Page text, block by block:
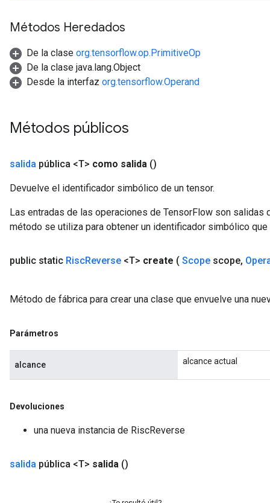
Métodos Heredados
De la clase org.tensorflow.op.PrimitiveOp
De la clase java.lang.Object
Desde la interfaz org.tensorflow.Operand
Métodos públicos
salida pública <T> como salida ()
Devuelve el identificador simbólico de un tensor.
Las entradas de las operaciones de TensorFlow son salidas
método se utiliza para obtener un identificador simbólico
public static RiscReverse <T> create ( Scope scope,
Método de fábrica para crear una clase que envuelve una
Parámetros
alcance alcance actual
Devoluciones
una nueva instancia de RiscReverse
salida pública <T> salida ()